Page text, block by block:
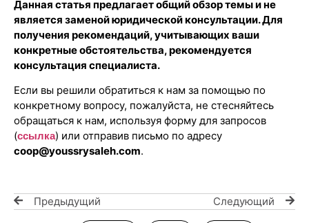
Данная статья предлагает общий обзор темы и не
является заменой юридической консультации. Для
получения рекомендаций, учитывающих ваши
конкретные обстоятельства, рекомендуется
консультация специалиста.
Если вы решили обратиться к нам за помощью по
конкретному вопросу, пожалуйста, не стесняйтесь
обращаться к нам, используя форму для запросов
(ссылка) или отправив письмо по адресу
coop@youssrysaleh.com.
Предыдущий
Следующий